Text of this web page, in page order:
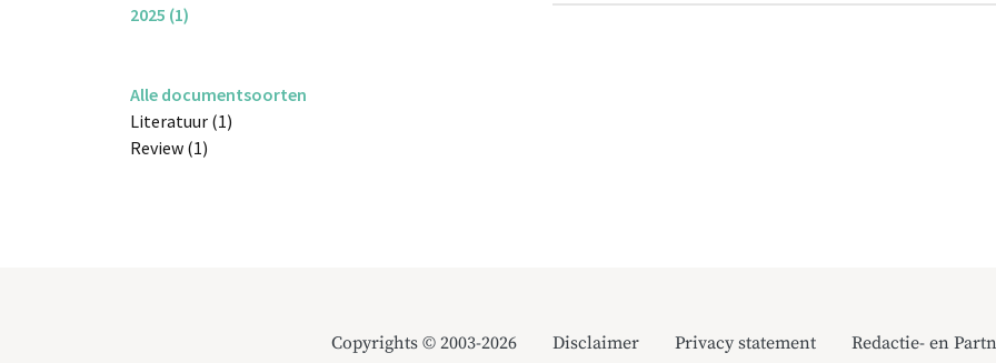
2025 (1)
Alle documentsoorten
Literatuur (1)
Review (1)
Copyrights © 2003-2026 Disclaimer Privacy statement Redactie- en